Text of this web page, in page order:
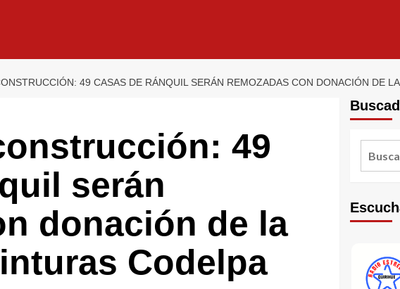
49 CASAS DE RÁNQUIL SERÁN REMOZADAS CON DONACIÓN DE
49
serán
donación de la
Codelpa